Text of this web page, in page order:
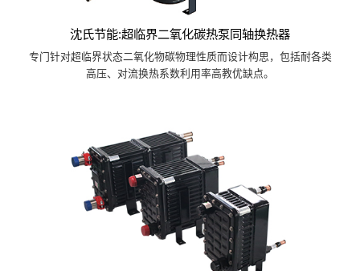
沈氏节能:超临界二氧化碳热泵同轴换热器
专门针对超临界状态二氧化物碳物理性质而设计构思，包括耐各类
高压、对流换热系数利用率高教优缺点。